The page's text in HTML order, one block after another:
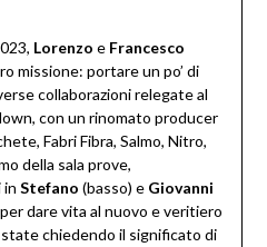
Lorenzo e Francesco
missione: portare un po’ di
collaborazioni relegate al
con un rinomato producer
Fabri Fibra, Salmo, Nitro,
della sala prove,
in Stefano (basso) e Giovanni
dare vita al nuovo e veritiero
state chiedendo il significato di